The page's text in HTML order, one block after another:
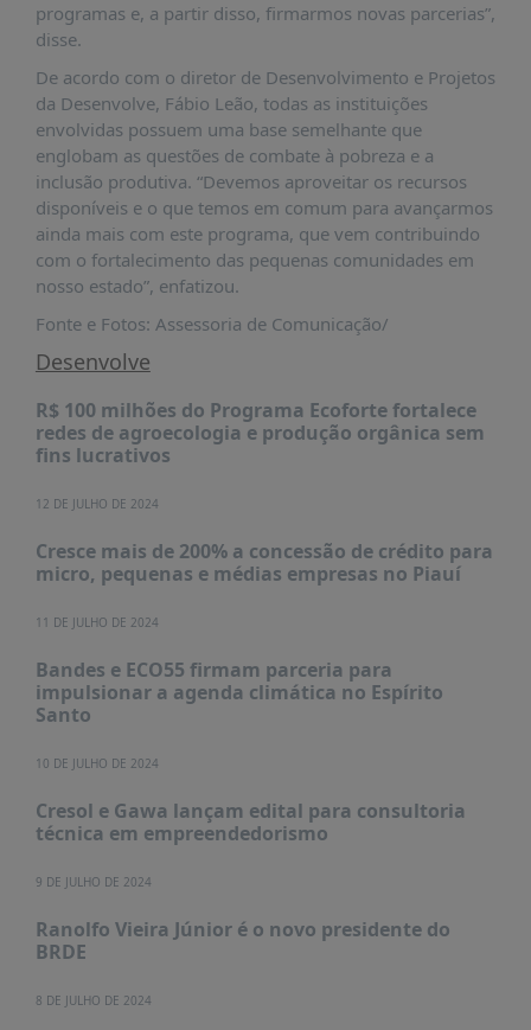
REVISTA
RUMOS
LIVROS
ESTUDOS
NOTÍCIAS
PRÊMIO
ABDE-
BID
PRÊMIO
ABDE
JORNALISMO
SABER
+
programas e, a partir disso, firmarmos novas parcerias”,
disse.
De acordo com o diretor de Desenvolvimento e Projetos
da Desenvolve, Fábio Leão, todas as instituições
envolvidas possuem uma base semelhante que
englobam as questões de combate à pobreza e a
inclusão produtiva. “Devemos aproveitar os recursos
disponíveis e o que temos em comum para avançarmos
ainda mais com este programa, que vem contribuindo
com o fortalecimento das pequenas comunidades em
nosso estado”, enfatizou.
Fonte e Fotos: Assessoria de Comunicação/
Desenvolve
R$ 100 milhões do Programa Ecoforte fortalece
redes de agroecologia e produção orgânica sem
fins lucrativos
12 DE JULHO DE 2024
Cresce mais de 200% a concessão de crédito para
micro, pequenas e médias empresas no Piauí
11 DE JULHO DE 2024
Bandes e ECO55 firmam parceria para
impulsionar a agenda climática no Espírito
Santo
10 DE JULHO DE 2024
Cresol e Gawa lançam edital para consultoria
técnica em empreendedorismo
9 DE JULHO DE 2024
Ranolfo Vieira Júnior é o novo presidente do
BRDE
8 DE JULHO DE 2024